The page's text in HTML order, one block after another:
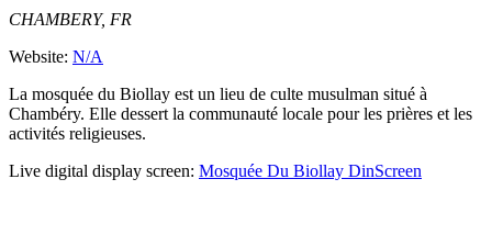
CHAMBERY, FR
Website: N/A
La mosquée du Biollay est un lieu de culte musulman situé à
Chambéry. Elle dessert la communauté locale pour les prières et les
activités religieuses.
Live digital display screen: Mosquée Du Biollay DinScreen